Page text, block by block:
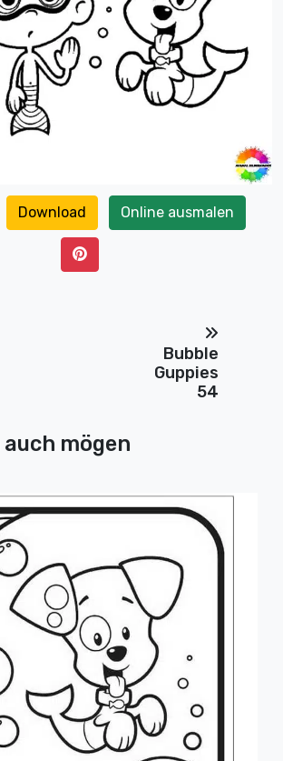
Download Online ausmalen
Bubble
Guppies
54
mögen